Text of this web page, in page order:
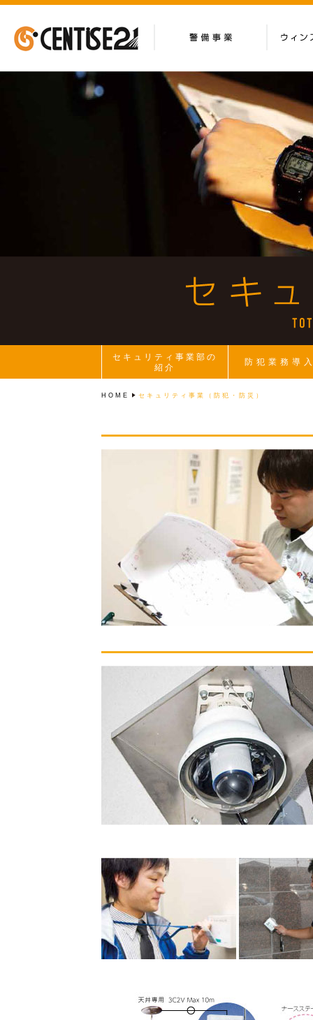
セキュリティ事業部の
紹介
防犯業務導
HOME セキュリティ事業（防犯・防災）